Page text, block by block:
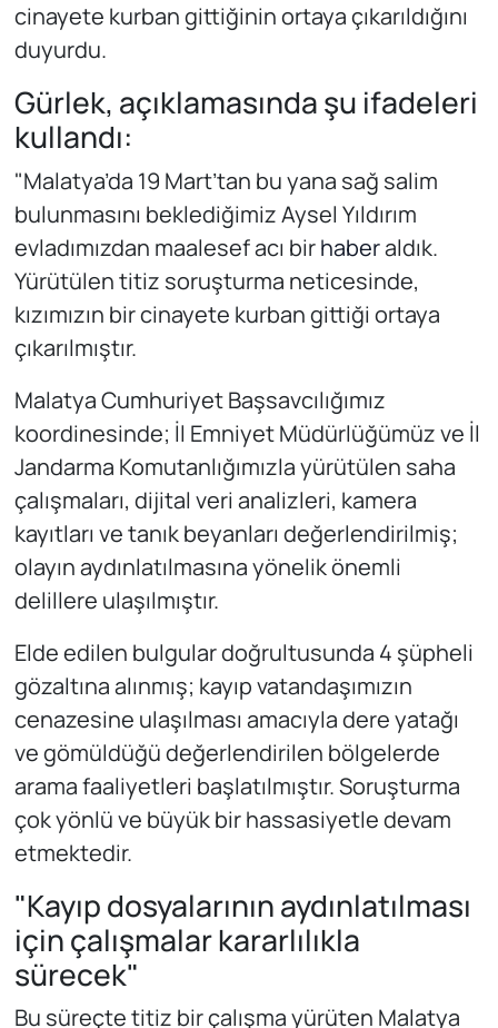
cinayete kurban gittiğinin ortaya çıkarıldığını
duyurdu.
Gürlek, açıklamasında şu ifadeleri
kullandı:
"Malatya’da 19 Mart’tan bu yana sağ salim
bulunmasını beklediğimiz Aysel Yıldırım
evladımızdan maalesef acı birhaberaldık.
Yürütülen titiz soruşturma neticesinde,
kızımızın bir cinayete kurban gittiği ortaya
çıkarılmıştır.
Malatya Cumhuriyet Başsavcılığımız
koordinesinde; İl Emniyet Müdürlüğümüz ve İl
Jandarma Komutanlığımızla yürütülen saha
çalışmaları, dijital veri analizleri, kamera
kayıtları ve tanık beyanları değerlendirilmiş;
olayın aydınlatılmasına yönelik önemli
delillere ulaşılmıştır.
Elde edilen bulgular doğrultusunda 4 şüpheli
gözaltına alınmış; kayıp vatandaşımızın
cenazesine ulaşılması amacıyla dere yatağı
ve gömüldüğü değerlendirilen bölgelerde
arama faaliyetleri başlatılmıştır. Soruşturma
çok yönlü ve büyük bir hassasiyetle devam
etmektedir.
"Kayıp dosyalarının aydınlatılması
için çalışmalar kararlılıkla
sürecek"
Bu süreçte titiz bir çalışma yürüten Malatya